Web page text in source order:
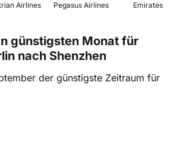
Austrian Airlines Emirates
günstigsten Monat für
nach Shenzhen
der günstigste Zeitraum für